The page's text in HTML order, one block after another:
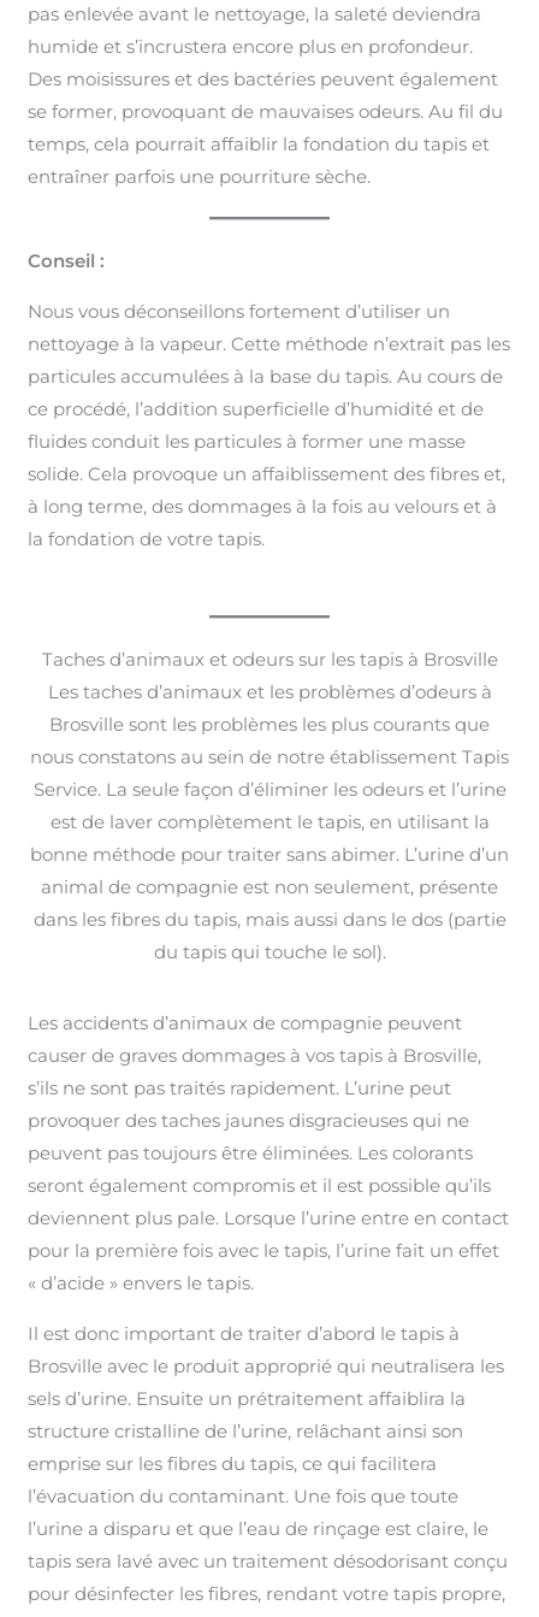
pas enlevée avant le nettoyage, la saleté deviendra
humide et s’incrustera encore plus en profondeur.
Des moisissures et des bactéries peuvent également
se former, provoquant de mauvaises odeurs. Au fil du
temps, cela pourrait affaiblir la fondation du tapis et
entraîner parfois une pourriture sèche.
Conseil :
Nous vous déconseillons fortement d’utiliser un
nettoyage à la vapeur. Cette méthode n’extrait pas les
particules accumulées à la base du tapis. Au cours de
ce procédé, l’addition superficielle d’humidité et de
fluides conduit les particules à former une masse
solide. Cela provoque un affaiblissement des fibres et,
à long terme, des dommages à la fois au velours et à
la fondation de votre tapis.
Taches d’animaux et odeurs sur les tapis à Brosville
Les taches d’animaux et les problèmes d’odeurs à
Brosville sont les problèmes les plus courants que
nous constatons au sein de notre établissement Tapis
Service. La seule façon d’éliminer les odeurs et l’urine
est de laver complètement le tapis, en utilisant la
bonne méthode pour traiter sans abimer. L’urine d’un
animal de compagnie est non seulement, présente
dans les fibres du tapis, mais aussi dans le dos (partie
du tapis qui touche le sol).
Les accidents d’animaux de compagnie peuvent
causer de graves dommages à vos tapis à Brosville,
s’ils ne sont pas traités rapidement. L’urine peut
provoquer des taches jaunes disgracieuses qui ne
peuvent pas toujours être éliminées. Les colorants
seront également compromis et il est possible qu’ils
deviennent plus pale. Lorsque l’urine entre en contact
pour la première fois avec le tapis, l’urine fait un effet
« d’acide » envers le tapis.
Il est donc important de traiter d’abord le tapis à
Brosville avec le produit approprié qui neutralisera les
sels d’urine. Ensuite un prétraitement affaiblira la
structure cristalline de l’urine, relâchant ainsi son
emprise sur les fibres du tapis, ce qui facilitera
l’évacuation du contaminant. Une fois que toute
l’urine a disparu et que l’eau de rinçage est claire, le
tapis sera lavé avec un traitement désodorisant conçu
pour désinfecter les fibres, rendant votre tapis propre,